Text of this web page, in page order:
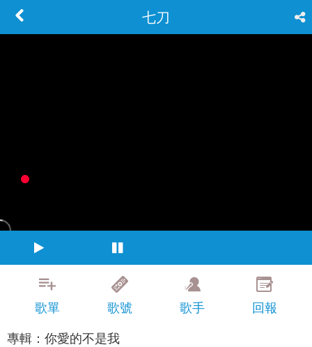
七刀
歌單 歌號 歌手
回報
專輯：你愛的不是我